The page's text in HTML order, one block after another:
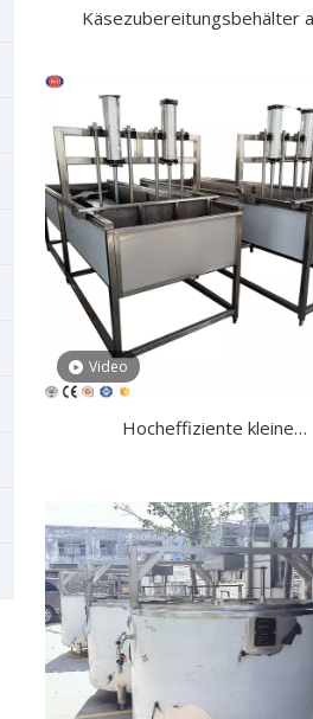
Käsezubereitungsbehälter
Video
Hocheffiziente kleine